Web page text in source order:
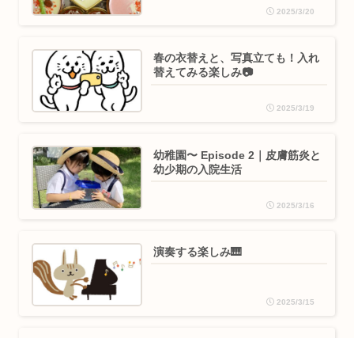
2025/3/20
春の衣替えと、写真立ても！入れ
替えてみる楽しみ📷
2025/3/19
幼稚園〜 Episode 2｜皮膚筋炎と
幼少期の入院生活
2025/3/16
演奏する楽しみ🎹
2025/3/15